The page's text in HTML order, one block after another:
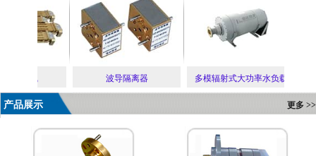
阵列天线 波导隔离器 多模辐射式大功率水负载
产品展示 更多 >>